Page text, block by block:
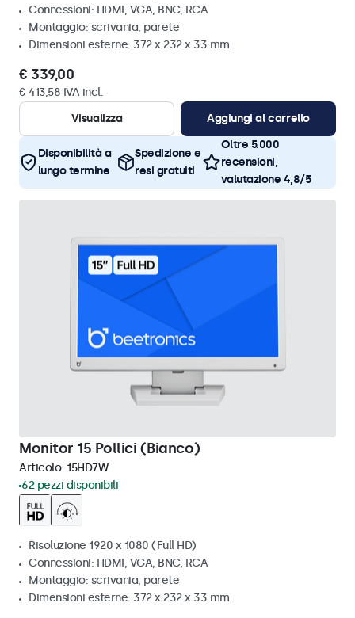
Connessioni: HDMI, VGA, BNC, RCA
Montaggio: scrivania, parete
Dimensioni esterne: 372 x 232 x 33 mm
€ 339,00
€ 413,58 IVA incl.
Visualizza
Aggiungi al carrello
Disponibilità a
lungo termine
Spedizione e
resi gratuiti
Oltre 5.000
recensioni,
valutazione 4,8/5
Monitor 15 Pollici (Bianco)
Articolo: 15HD7W
62 pezzi disponibili
Risoluzione 1920 x 1080 (Full HD)
Connessioni: HDMI, VGA, BNC, RCA
Montaggio: scrivania, parete
Dimensioni esterne: 372 x 232 x 33 mm